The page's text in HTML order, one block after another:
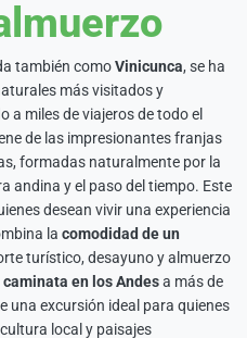
también comoVinicunca, se ha
más visitados y
a miles de viajeros de todo el
de las impresionantes franjas
formadas naturalmente por la
andina y el paso del tiempo. Este
desean vivir una experiencia
la comodidad de un
turístico, desayuno y almuerzo
en los Andesa más de
una excursión ideal para quienes
local y paisajes